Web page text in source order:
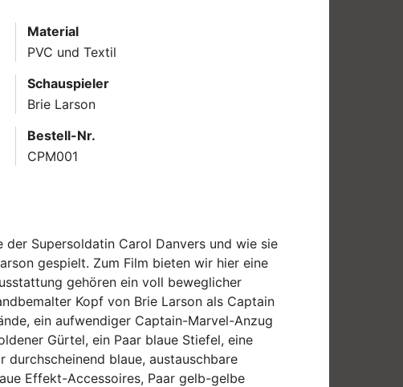
Material
PVC und Textil
Schauspieler
Brie Larson
Bestell-Nr.
CPM001
der Supersoldatin Carol Danvers und wie sie
gespielt. Zum Film bieten wir hier eine
gehören ein voll beweglicher
Kopf von Brie Larson als Captain
ein aufwendiger Captain-Marvel-Anzug
Gürtel, ein Paar blaue Stiefel, eine
durchscheinend blaue, austauschbare
Effekt-Accessoires, Paar gelb-gelbe